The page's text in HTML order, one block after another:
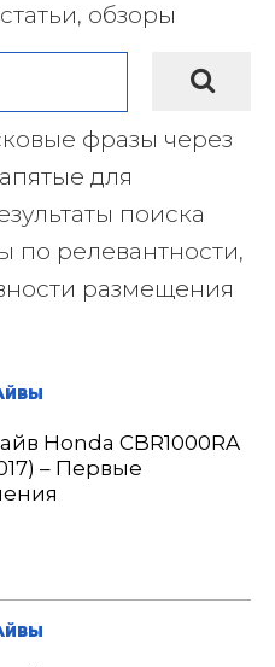
обзоры
фразы через
для
поиска
по релевантности,
размещения
Honda CBR1000RA
– Первые